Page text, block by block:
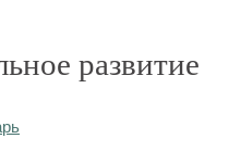
развитие